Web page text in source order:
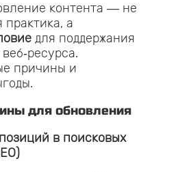
контента — не
практика, а
для поддержания
причины и
для обновления
в поисковых